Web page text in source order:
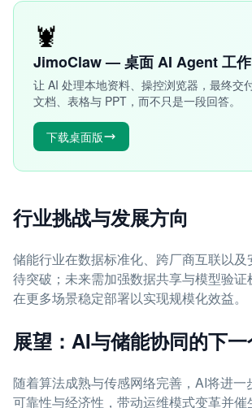
🦞
JimoClaw — 桌面 AI Agent 工
让 AI 处理本地资料、操控浏览器，最终交
文档、表格与 PPT，而不只是一段回答。
下载桌面版
行业挑战与发展方向
储能行业在数据标准化、跨厂商互联以
待突破；未来需加强数据共享与模型验证
在更多场景稳定部署以实现规模化效益。
展望：AI与储能协同的下
随着算法成熟与传感网络完善，AI将进一
可靠性与经济性，带动运维模式变革并